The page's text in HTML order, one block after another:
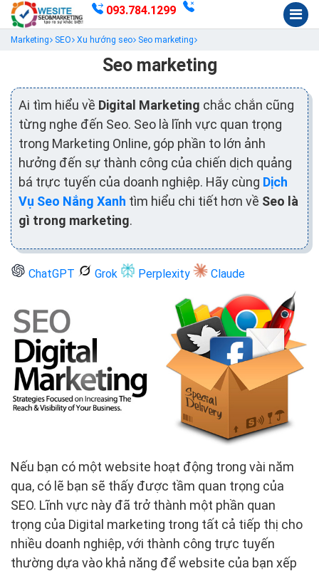
093.784.1299
Marketing SEO Xu hướng seo Seo marketing
Seo marketing
Ai tìm hiểu về Digital Marketing chắc chắn cũng
từng nghe đến Seo. Seo là lĩnh vực quan trọng
trong Marketing Online, góp phần to lớn ảnh
hưởng đến sự thành công của chiến dịch quảng
bá trực tuyến của doanh nghiệp. Hãy cùng Dịch
Vụ Seo Nắng Xanh tìm hiểu chi tiết hơn về Seo là
gì trong marketing.
ChatGPT Grok Perplexity Claude
Nếu bạn có một website hoạt động trong vài năm
qua, có lẽ bạn sẽ thấy được tầm quan trọng của
SEO. Lĩnh vực này đã trở thành một phần quan
trọng của Digital marketing trong tất cả tiếp thị cho
nhiều doanh nghiệp, với thành công trực tuyến
thường dựa vào khả năng để website của bạn xếp